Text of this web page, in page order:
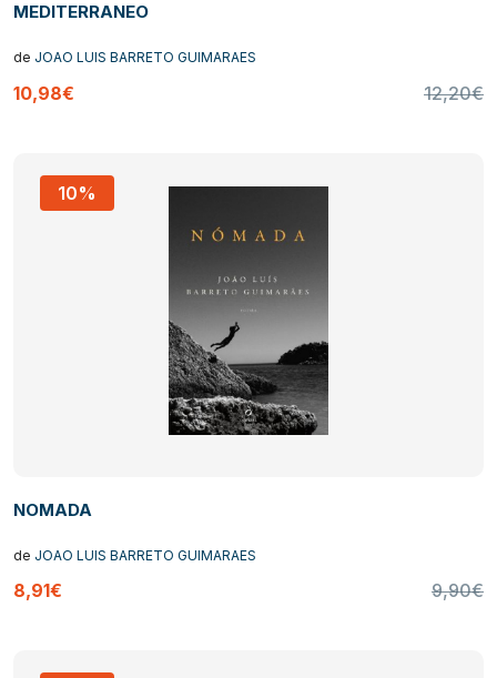
MEDITERRANEO
de JOAO LUIS BARRETO GUIMARAES
10,98€ 12,20€
10%
NOMADA
de JOAO LUIS BARRETO GUIMARAES
8,91€ 9,90€